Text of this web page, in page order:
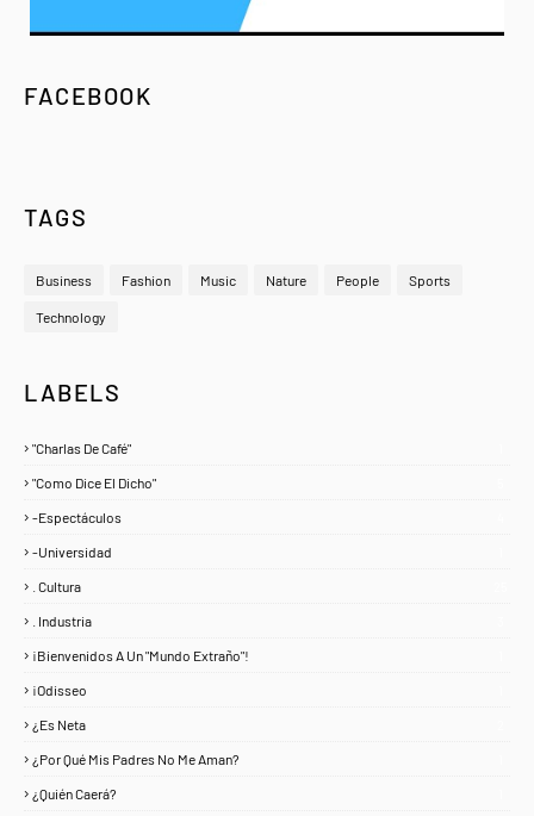
FACEBOOK
TAGS
Business Fashion Music Nature People Sports
Technology
LABELS
"Charlas De Café"
"Como Dice El Dicho"
-Espectáculos
-Universidad
. Cultura
. Industria
¡Bienvenidos A Un "Mundo Extraño"!
¡Odisseo
¿Es Neta
¿Por Qué Mis Padres No Me Aman?
¿Quién Caerá?